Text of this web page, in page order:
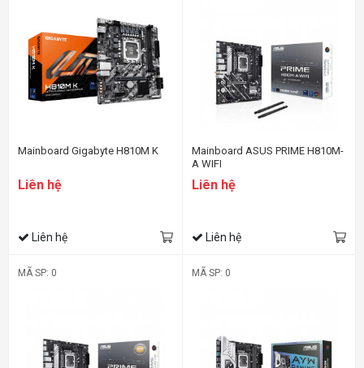
Mainboard Gigabyte H810M K
Liên hệ
Liên hệ
Mainboard ASUS PRIME H810M-
A WIFI
Liên hệ
Liên hệ
MÃ SP: 0 MÃ SP: 0